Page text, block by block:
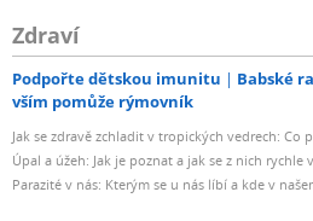
Zdraví
Podpořte dětskou imunitu Babské
vším pomůže rýmovník
Jak se zdravě zchladit v tropických vedrech: Co
Úpal a úžeh: Jak je poznat a jak se z nich rychle
Parazité v nás: Kterým se u nás líbí a kde v